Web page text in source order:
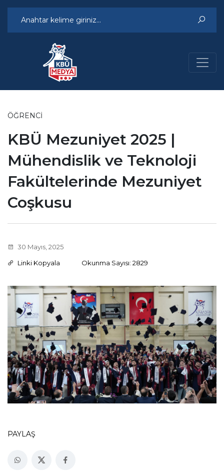
ÖĞRENCI
KBÜ Mezuniyet 2025 |
Mühendislik ve Teknoloji
Fakültelerinde Mezuniyet
Coşkusu
30 Mayıs, 2025
Linki Kopyala
Okunma Sayısı: 2829
PAYLAŞ